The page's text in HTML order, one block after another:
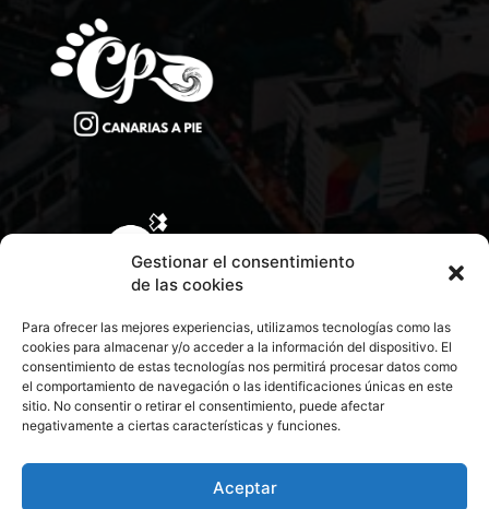
Gestionar el consentimiento
de las cookies
Para ofrecer las mejores experiencias, utilizamos tecnologías como las
cookies para almacenar y/o acceder a la información del dispositivo. El
consentimiento de estas tecnologías nos permitirá procesar datos como
el comportamiento de navegación o las identificaciones únicas en este
sitio. No consentir o retirar el consentimiento, puede afectar
negativamente a ciertas características y funciones.
Aceptar
CONTACTA CON NOSOTROS